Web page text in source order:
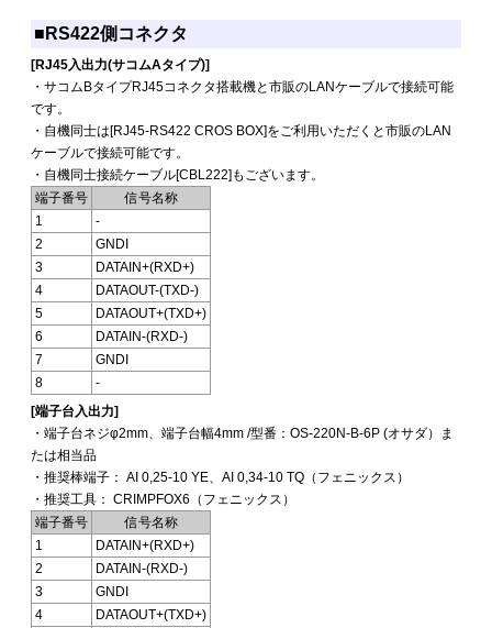
■RS422側コネクタ
[RJ45入出力(サコムAタイプ)]
・サコムBタイプRJ45コネクタ搭載機と市販のLANケーブルで接続可能
です。
・自機同士は[RJ45-RS422 CROS BOX]をご利用いただくと市販のLAN
ケーブルで接続可能です。
・自機同士接続ケーブル[CBL222]もございます。
端子番号
信号名称
1
-
2
GNDI
3
DATAIN+(RXD+)
4
DATAOUT-(TXD-)
5
DATAOUT+(TXD+)
6
DATAIN-(RXD-)
7
GNDI
8
-
[端子台入出力]
・端子台ネジφ2mm、端子台幅4mm /型番：OS-220N-B-6P (オサダ）ま
たは相当品
・推奨棒端子： AI 0,25-10 YE、AI 0,34-10 TQ（フェニックス）
・推奨工具： CRIMPFOX6（フェニックス）
端子番号
信号名称
1
DATAIN+(RXD+)
2
DATAIN-(RXD-)
3
GNDI
4
DATAOUT+(TXD+)